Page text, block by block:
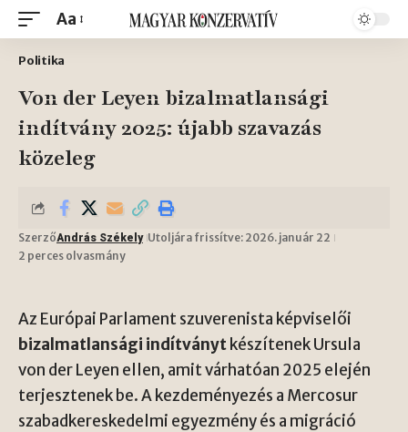
Aa
Politika
Von der Leyen bizalmatlansági
indítvány 2025: újabb szavazás
közeleg
SzerzőAndrás Székely Utoljára frissítve: 2026. január 22
2 perces olvasmány
Az Európai Parlament szuverenista képviselői
bizalmatlansági indítványt készítenek Ursula
von der Leyen ellen, amit várhatóan 2025 elején
terjesztenek be. A kezdeményezés a Mercosur
szabadkereskedelmi egyezmény és a migráció